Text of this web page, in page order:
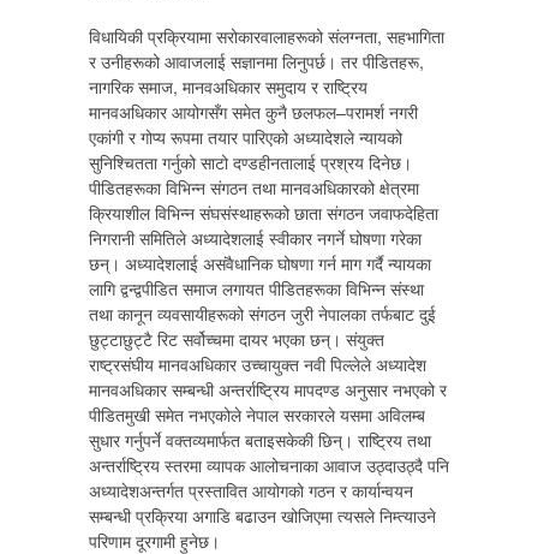
विधायिकी प्रक्रियामा सरोकारवालाहरूको संलग्नता, सहभागिता
र उनीहरूको आवाजलाई सज्ञानमा लिनुपर्छ। तर पीडितहरू,
नागरिक समाज, मानवअधिकार समुदाय र राष्ट्रिय
मानवअधिकार आयोगसँग समेत कुनै छलफल–परामर्श नगरी
एकांगी र गोप्य रूपमा तयार पारिएको अध्यादेशले न्यायको
सुनिश्चितता गर्नुको साटो दण्डहीनतालाई प्रश्रय दिनेछ।
पीडितहरूका विभिन्न संगठन तथा मानवअधिकारको क्षेत्रमा
क्रियाशील विभिन्न संघसंस्थाहरूको छाता संगठन जवाफदेहिता
निगरानी समितिले अध्यादेशलाई स्वीकार नगर्ने घोषणा गरेका
छन्। अध्यादेशलाई असंवैधानिक घोषणा गर्न माग गर्दै न्यायका
लागि द्वन्द्वपीडित समाज लगायत पीडितहरूका विभिन्न संस्था
तथा कानून व्यवसायीहरूको संगठन जुरी नेपालका तर्फबाट दुई
छुट्टाछुट्टै रिट सर्वोच्चमा दायर भएका छन्। संयुक्त
राष्ट्रसंघीय मानवअधिकार उच्चायुक्त नवी पिल्लेले अध्यादेश
मानवअधिकार सम्बन्धी अन्तर्राष्ट्रिय मापदण्ड अनुसार नभएको र
पीडितमुखी समेत नभएकोले नेपाल सरकारले यसमा अविलम्ब
सुधार गर्नुपर्ने वक्तव्यमार्फत बताइसकेकी छिन्। राष्ट्रिय तथा
अन्तर्राष्ट्रिय स्तरमा व्यापक आलोचनाका आवाज उठ्दाउठ्दै पनि
अध्यादेशअन्तर्गत प्रस्तावित आयोगको गठन र कार्यान्वयन
सम्बन्धी प्रक्रिया अगाडि बढाउन खोजिएमा त्यसले निम्त्याउने
परिणाम दूरगामी हुनेछ।